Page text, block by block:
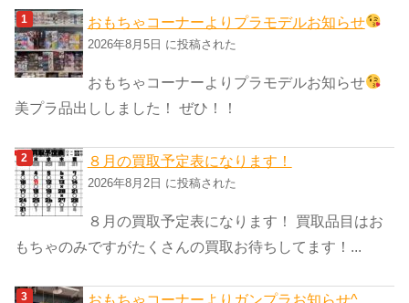
ゴ
リ
ー
おもちゃコーナーよりプラモデルお知らせ
2026年8月5日 に投稿された
おもちゃコーナーよりプラモデルお知らせ
美プラ品出ししました！ ぜひ！！
８月の買取予定表になります！
2026年8月2日 に投稿された
８月の買取予定表になります！ 買取品目はお
もちゃのみですがたくさんの買取お待ちしてます！...
おもちゃコーナーよりガンプラお知らせ^_...